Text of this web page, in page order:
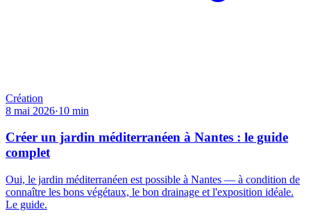
Création
8 mai 2026·10 min
Créer un jardin méditerranéen à Nantes : le guide
complet
Oui, le jardin méditerranéen est possible à Nantes — à condition de
connaître les bons végétaux, le bon drainage et l'exposition idéale.
Le guide.